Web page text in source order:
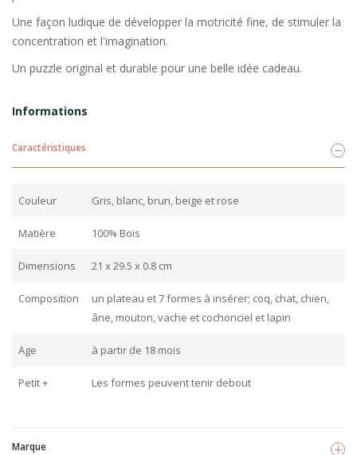
Une façon ludique de développer la motricité fine, de stimuler la
concentration et l'imagination.
Un puzzle original et durable pour une belle idée cadeau.
Informations
Caractéristiques
Couleur Gris, blanc, brun, beige et rose
Matière 100% Bois
Dimensions 21 x 29.5 x 0.8 cm
Composition
un plateau et 7 formes à insérer; coq, chat, chien,
âne, mouton, vache et cochonciel et lapin
Age à partir de 18 mois
Petit + Les formes peuvent tenir debout
Marque